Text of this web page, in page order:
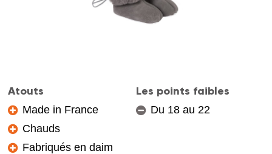
Atouts
Made in France
Chauds
Fabriqués en daim
Les points faibles
Du 18 au 22